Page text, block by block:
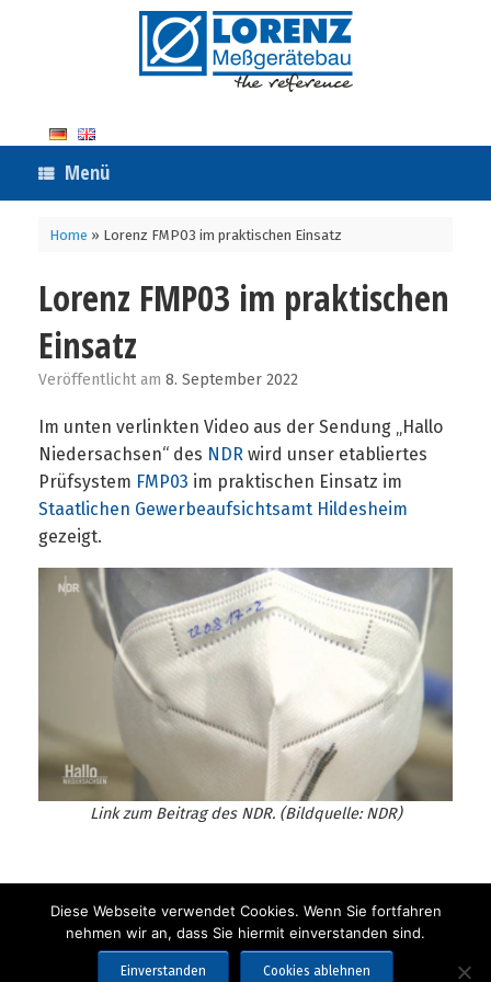
Menü
Home » Lorenz FMP03 im praktischen Einsatz
Lorenz FMP03 im praktischen
Einsatz
Veröffentlicht am 8. September 2022
Im unten verlinkten Video aus der Sendung „Hallo
Niedersachsen“ des NDR wird unser etabliertes
Prüfsystem FMP03 im praktischen Einsatz im
Staatlichen Gewerbeaufsichtsamt Hildesheim
gezeigt.
Link zum Beitrag des NDR. (Bildquelle: NDR)
Diese Webseite verwendet Cookies. Wenn Sie fortfahren
nehmen wir an, dass Sie hiermit einverstanden sind.
Einverstanden Cookies ablehnen